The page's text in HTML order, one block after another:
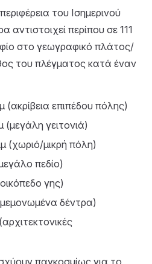
του Ισημερινού
αντιστοιχεί περίπου σε 111
στο γεωγραφικό πλάτος/
του πλέγματος κατά έναν
(ακρίβεια επιπέδου πόλης)
(μεγάλη γειτονιά)
(χωριό/μικρή πόλη)
πεδίο)
γης)
δέντρα)
παγκοσμίως για το